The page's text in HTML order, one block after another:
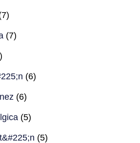
(7)
(6)
(6)
(5)
(5)